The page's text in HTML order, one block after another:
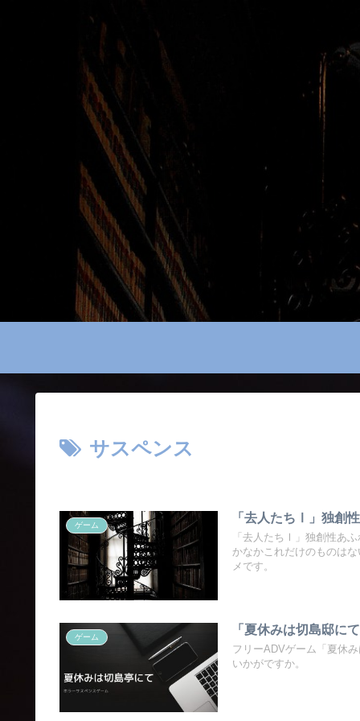
サスペンス
ゲーム
「去人たちⅠ」独創
「去人たちⅠ」独創性あ
かなかこれだけのものは
メです。
ゲーム
「夏休みは切島邸に
フリーADVゲーム「夏休
いかがですか。